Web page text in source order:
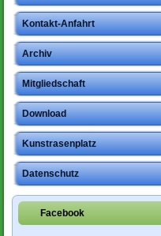
Kontakt-Anfahrt
Archiv
Mitgliedschaft
Download
Kunstrasenplatz
Datenschutz
Facebook